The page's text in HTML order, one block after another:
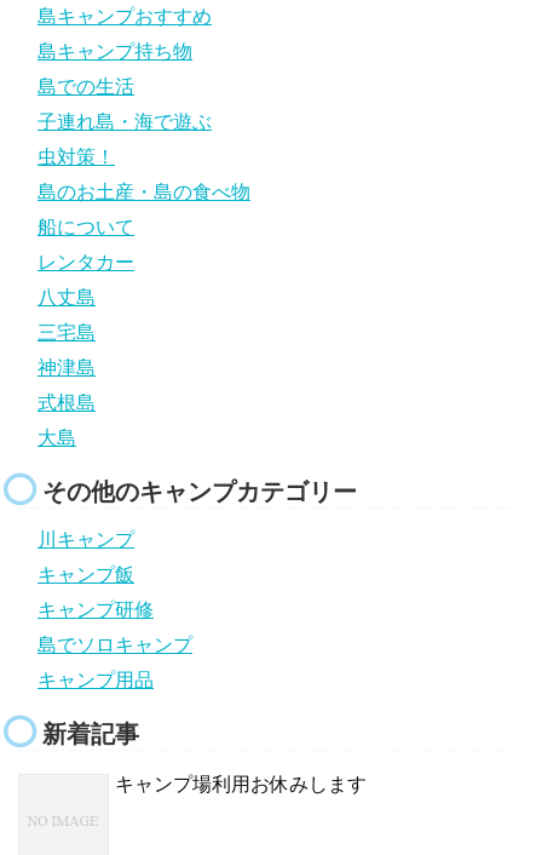
島キャンプおすすめ
島キャンプ持ち物
島での生活
子連れ島・海で遊ぶ
虫対策！
島のお土産・島の食べ物
船について
レンタカー
八丈島
三宅島
神津島
式根島
大島
その他のキャンプカテゴリー
川キャンプ
キャンプ飯
キャンプ研修
島でソロキャンプ
キャンプ用品
新着記事
キャンプ場利用お休みします